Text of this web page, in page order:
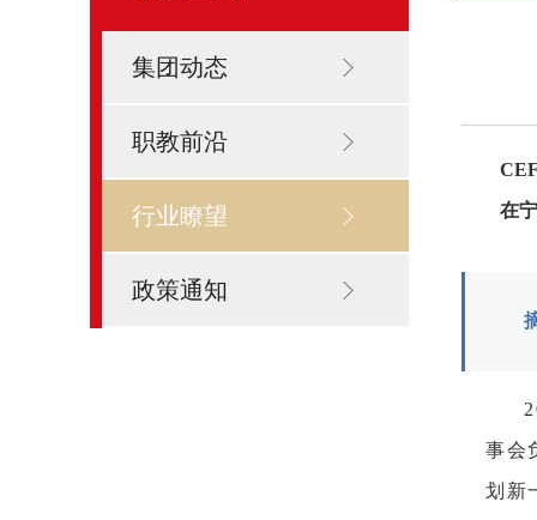
集团动态
职教前沿
行业瞭望
政策通知
在
事会
划新